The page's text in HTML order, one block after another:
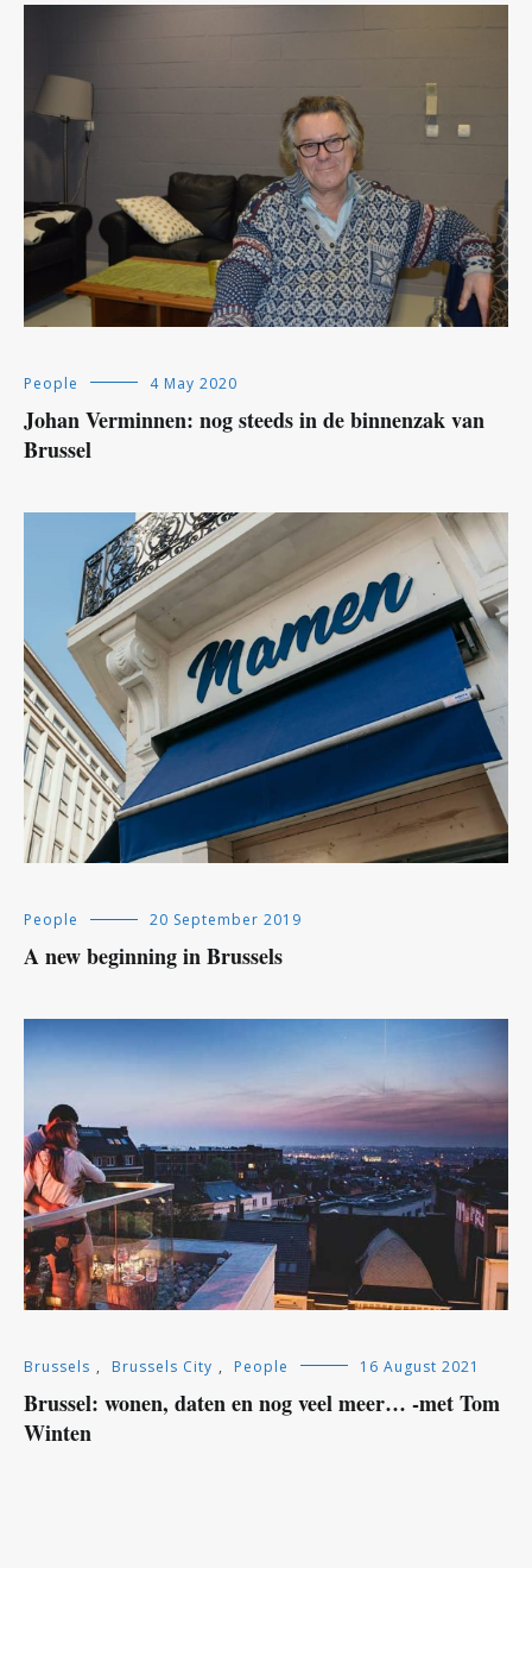
People 4 May 2020
Johan Verminnen: nog steeds in de binnenzak van
Brussel
People 20 September 2019
A new beginning in Brussels
Brussels , Brussels City , People 16 August 2021
Brussel: wonen, daten en nog veel meer… -met Tom
Winten